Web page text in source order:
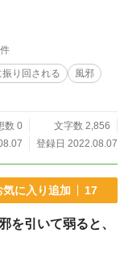
り回される
風邪
数 0
文字数 2,856
登録日 2022.08.07
気に入り追加 17
を引いて弱ると、